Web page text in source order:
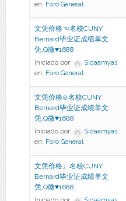
en: Foro General
文凭价格☜名校CUNY
Bernard毕业证成绩单文
凭,Q微♥1688
Iniciado por:
Sidaamyas
en: Foro General
文凭价格⊙名校CUNY
Bernard毕业证成绩单文
凭,Q微♥1688
Iniciado por:
Sidaamyas
en: Foro General
文凭价格』名校CUNY
Bernard毕业证成绩单文
凭,Q微♥1688